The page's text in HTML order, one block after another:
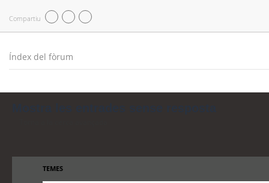
Compartiu
Índex del fòrum
TEMES